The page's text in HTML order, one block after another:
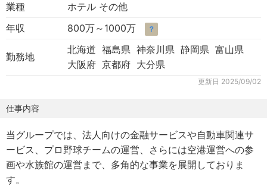
業種
ホテル その他
年収
800万～1000万 ？
勤務地
北海道 福島県 神奈川県 静岡県 富山県
大阪府 京都府 大分県
更新日 2025/09/02
仕事内容
当グループでは、法人向けの金融サービスや自動車関連サ
ービス、プロ野球チームの運営、さらには空港運営への参
画や水族館の運営まで、多角的な事業を展開しておりま
す。